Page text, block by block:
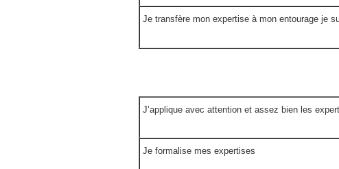
Je transfère mon expertise à mon entourage je
J’applique avec attention et assez bien les
Je formalise mes expertises